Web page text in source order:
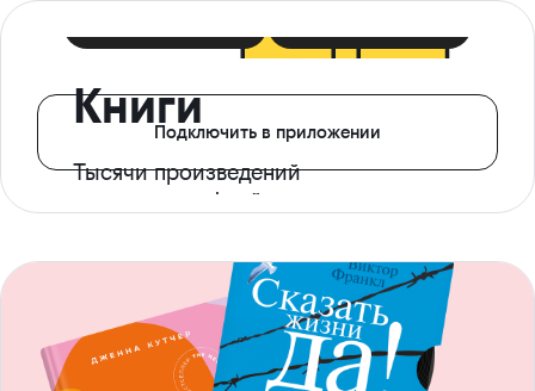
Книги
Тысячи произведений
с доступом офлайн
Подключить в приложении